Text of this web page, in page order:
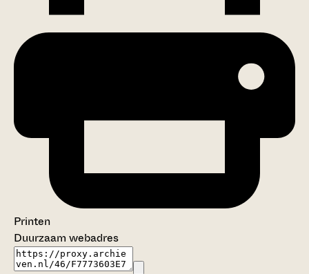
Printen
Duurzaam webadres